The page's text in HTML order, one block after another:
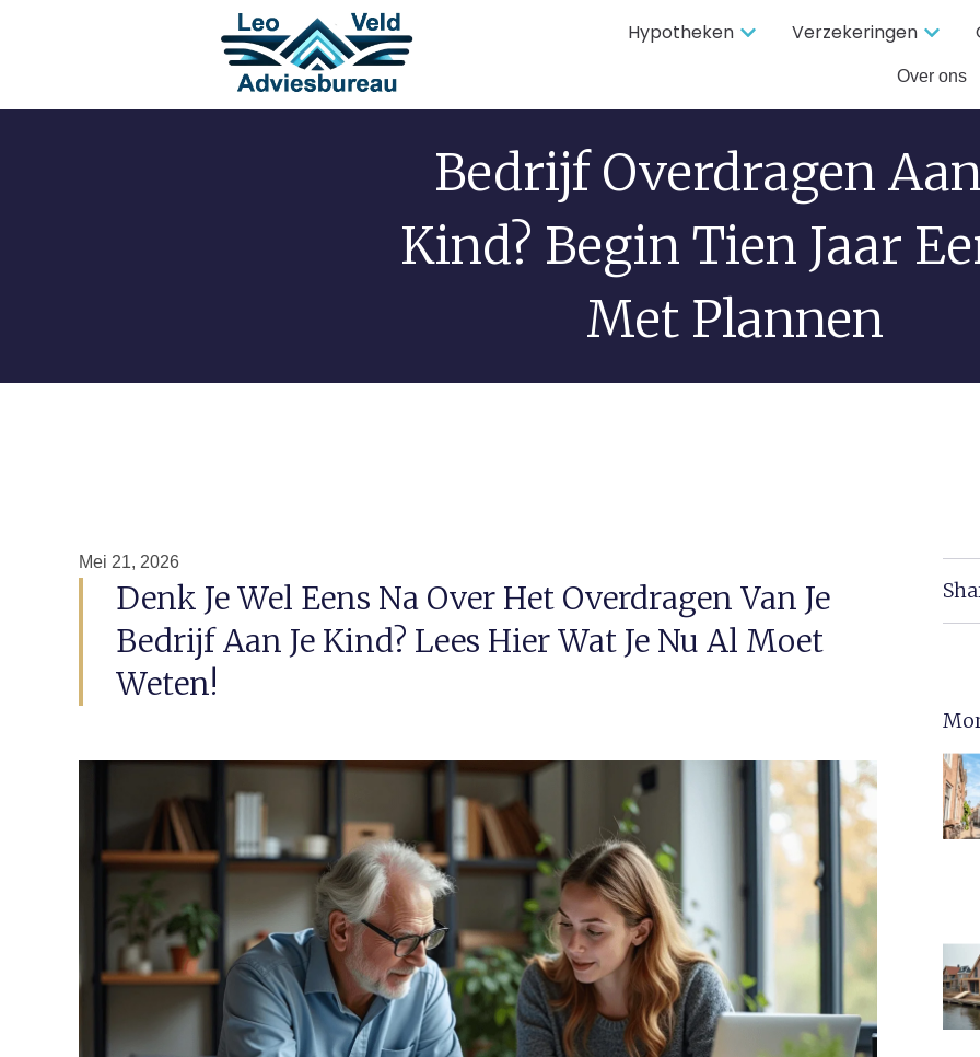
Hypotheken Verzekeringen
Over ons
Bedrijf Overdragen
Kind? Begin Tien Jaar
Met Plannen
Mei 21, 2026
Denk Je Wel Eens Na Over Het Overdragen Van Je
Bedrijf Aan Je Kind? Lees Hier Wat Je Nu Al Moet
Weten!